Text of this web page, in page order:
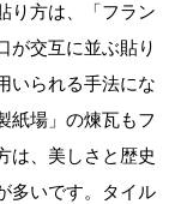
り方は、「フラン
が交互に並ぶ貼り
いられる手法にな
紙場」の煉瓦もフ
は、美しさと歴史
多いです。タイル